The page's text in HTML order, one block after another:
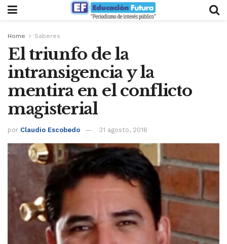
Home Saberes
El triunfo de la
intransigencia y la
mentira en el conflicto
magisterial
por Claudio Escobedo 31 agosto, 2016